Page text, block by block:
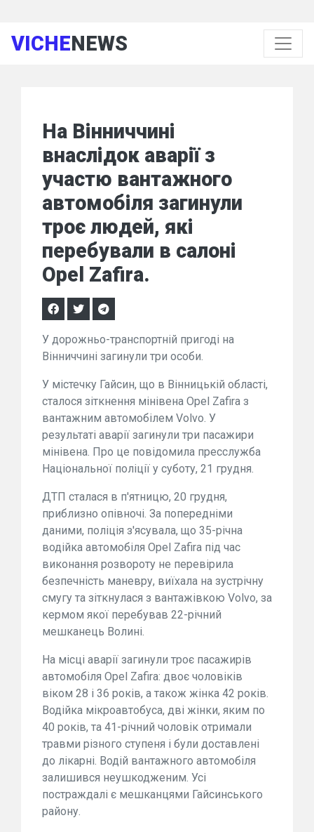
VICHENEWS
На Вінниччині
внаслідок аварії з
участю вантажного
автомобіля загинули
троє людей, які
перебували в салоні
Opel Zafira.
У дорожньо-транспортній пригоді на
Вінниччині загинули три особи.
У містечку Гайсин, що в Вінницькій області,
сталося зіткнення мінівена Opel Zafira з
вантажним автомобілем Volvo. У
результаті аварії загинули три пасажири
мінівена. Про це повідомила пресслужба
Національної поліції у суботу, 21 грудня.
ДТП сталася в п'ятницю, 20 грудня,
приблизно опівночі. За попередніми
даними, поліція з'ясувала, що 35-річна
водійка автомобіля Opel Zafira під час
виконання розвороту не перевірила
безпечність маневру, виїхала на зустрічну
смугу та зіткнулася з вантажівкою Volvo, за
кермом якої перебував 22-річний
мешканець Волині.
На місці аварії загинули троє пасажирів
автомобіля Opel Zafira: двоє чоловіків
віком 28 і 36 років, а також жінка 42 років.
Водійка мікроавтобуса, дві жінки, яким по
40 років, та 41-річний чоловік отримали
травми різного ступеня і були доставлені
до лікарні. Водій вантажного автомобіля
залишився неушкодженим. Усі
постраждалі є мешканцями Гайсинського
району.